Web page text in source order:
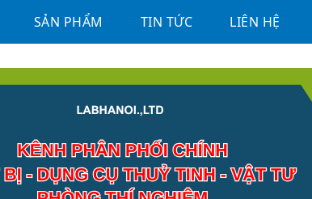
SẢN PHẨM TIN TỨC LIÊN HỆ